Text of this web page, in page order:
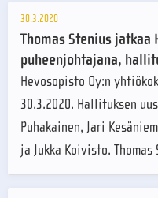
30.3.2020
Thomas Stenius
puheenjohtajana,
Hevosopisto Oy:n
30.3.2020. Hallituksen
Puhakainen, Jari
ja Jukka Koivisto.